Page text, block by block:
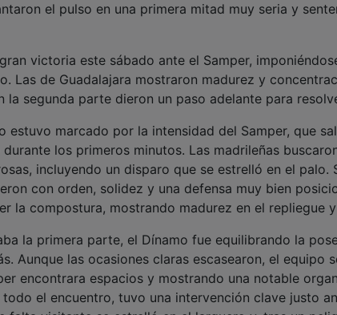
el pulso en una primera mitad muy seria y
victoria este sábado ante el Samper,
Las de Guadalajara mostraron madurez y
la segunda parte dieron un paso adelante para
estuvo marcado por la intensidad del Samper, que
los primeros minutos. Las madrileñas
incluyendo un disparo que se estrelló en el palo.
con orden, solidez y una defensa muy bien
la compostura, mostrando madurez en el repliegue
la primera parte, el Dínamo fue equilibrando la
Aunque las ocasiones claras escasearon, el equipo
encontrara espacios y mostrando una notable
el encuentro, tuvo una intervención clave justo